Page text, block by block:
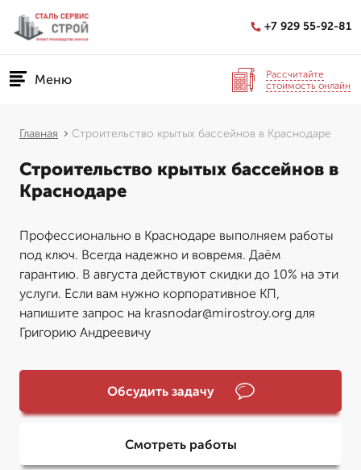
+7 929 55-92-81
Меню
Рассчитайте
стоимость онлайн
Главная Строительство крытых бассейнов в Краснодаре
Строительство крытых бассейнов в
Краснодаре
Профессионально в Краснодаре выполняем работы
под ключ. Всегда надежно и вовремя. Даём
гарантию. В августа действуют скидки до 10% на эти
услуги. Если вам нужно корпоративное КП,
напишите запрос на krasnodar@mirostroy.org для
Григорию Андреевичу
Обсудить задачу
Смотреть работы